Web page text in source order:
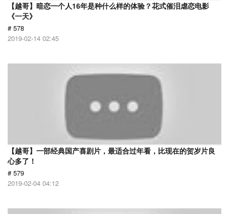
【越哥】暗恋一个人16年是种什么样的体验？花式催泪虐恋电影
《一天》
# 578
2019-02-14 02:45
【越哥】一部经典国产喜剧片，最适合过年看，比现在的贺岁片良
心多了！
# 579
2019-02-04 04:12